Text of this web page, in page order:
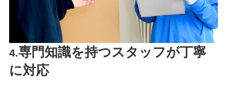
4.専門知識を持つスタッフが丁寧
に対応